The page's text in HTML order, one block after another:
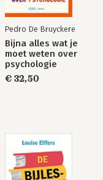
Pedro De Bruyckere
Bijna alles wat je
moet weten over
psychologie
€ 32,50